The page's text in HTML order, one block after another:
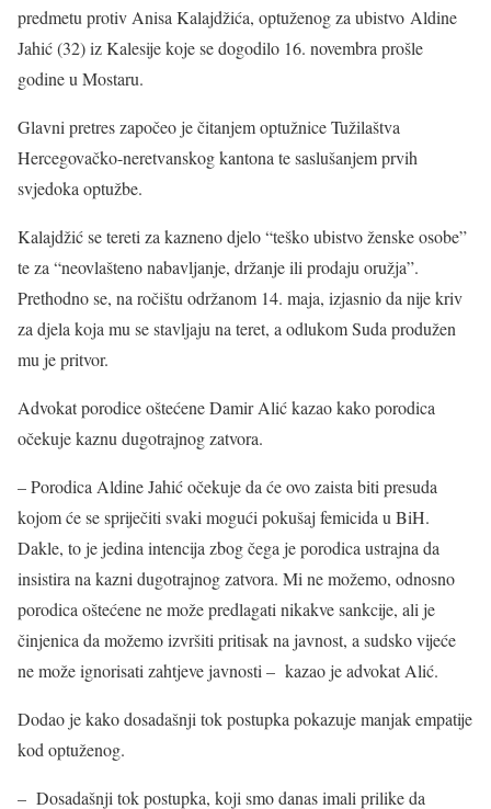
predmetu protiv Anisa Kalajdžića, optuženog za ubistvo Aldine
Jahić (32) iz Kalesije koje se dogodilo 16. novembra prošle
godine u Mostaru.
Glavni pretres započeo je čitanjem optužnice Tužilaštva
Hercegovačko-neretvanskog kantona te saslušanjem prvih
svjedoka optužbe.
Kalajdžić se tereti za kazneno djelo “teško ubistvo ženske osobe”
te za “neovlašteno nabavljanje, držanje ili prodaju oružja”.
Prethodno se, na ročištu održanom 14. maja, izjasnio da nije kriv
za djela koja mu se stavljaju na teret, a odlukom Suda produžen
mu je pritvor.
Advokat porodice oštećene Damir Alić kazao kako porodica
očekuje kaznu dugotrajnog zatvora.
– Porodica Aldine Jahić očekuje da će ovo zaista biti presuda
kojom će se spriječiti svaki mogući pokušaj femicida u BiH.
Dakle, to je jedina intencija zbog čega je porodica ustrajna da
insistira na kazni dugotrajnog zatvora. Mi ne možemo, odnosno
porodica oštećene ne može predlagati nikakve sankcije, ali je
činjenica da možemo izvršiti pritisak na javnost, a sudsko vijeće
ne može ignorisati zahtjeve javnosti – kazao je advokat Alić.
Dodao je kako dosadašnji tok postupka pokazuje manjak empatije
kod optuženog.
– Dosadašnji tok postupka, koji smo danas imali prilike da